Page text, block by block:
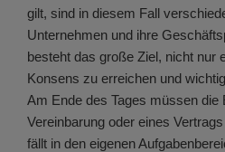
gilt, sind in diesem Fall
Unternehmen und ihre
besteht das große Ziel, nicht nur
Konsens zu erreichen und
Am Ende des Tages müssen die
Vereinbarung oder eines
fällt in den eigenen